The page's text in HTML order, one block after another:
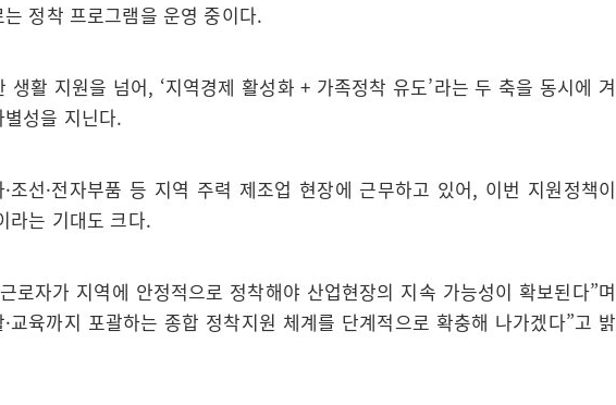
정착 프로그램을 운영 중이다.
활 지원을 넘어, ‘지역경제 활성화 + 가족정착 유도’라는 두 축을 동시에 겨
성을 지닌다.
조선·전자부품 등 지역 주력 제조업 현장에 근무하고 있어, 이번 지원정책이
라는 기대도 크다.
로자가 지역에 안정적으로 정착해야 산업현장의 지속 가능성이 확보된다”며
교육까지 포괄하는 종합 정착지원 체계를 단계적으로 확충해 나가겠다”고 밝